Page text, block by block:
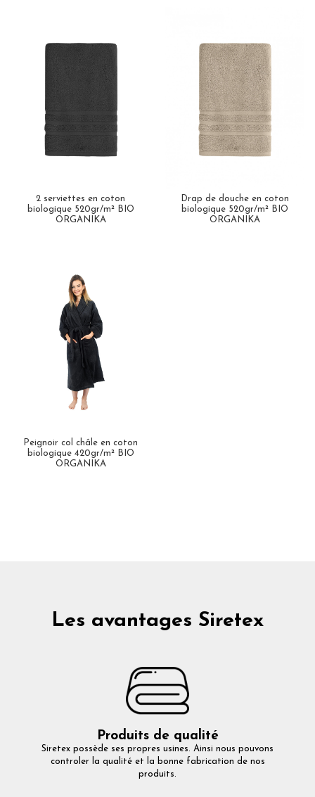
2 serviettes en coton
biologique 520gr/m² BIO
ORGANIKA
Drap de douche en coton
biologique 520gr/m² BIO
ORGANIKA
Peignoir col châle en coton
biologique 420gr/m² BIO
ORGANIKA
Les avantages Siretex
Produits de qualité
Siretex possède ses propres usines. Ainsi nous pouvons
controler la qualité et la bonne fabrication de nos
produits.